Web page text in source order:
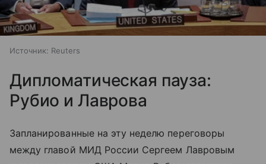
Источник: Reuters
Дипломатическая пауза:
Рубио и Лаврова
Запланированные на эту неделю переговоры
между главой МИД России Сергеем Лавровым